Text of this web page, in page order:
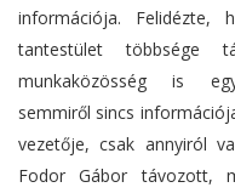
információja.
tantestület többsége
munkaközösség is
semmiről sincs
vezetője, csak annyiról
Fodor Gábor távozott,